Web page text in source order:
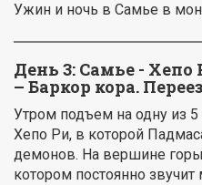
Ужин и ночь в Самье в
День 3: Самье - Хепо
– Баркор кора.
Утром подъем на одну из
Хепо Ри, в которой
демонов. На вершине
котором постоянно